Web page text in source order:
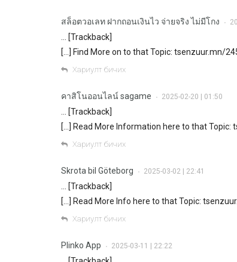
สล็อตวอเลท ฝากถอนเงินไว จ่ายจริง ไม่มีโกง •
… [Trackback]
[…] Find More on to that Topic: tsenzuur.mn/
Хариулт бичих
คาสิโนออนไลน์ sagame • 2025-02-20 | 01:50
… [Trackback]
[…] Read More Information here to that Topic:
Хариулт бичих
Skrota bil Göteborg • 2025-03-02 | 22:41
… [Trackback]
[…] Read More Info here to that Topic:
Хариулт бичих
Plinko App • 2025-03-11 | 22:22